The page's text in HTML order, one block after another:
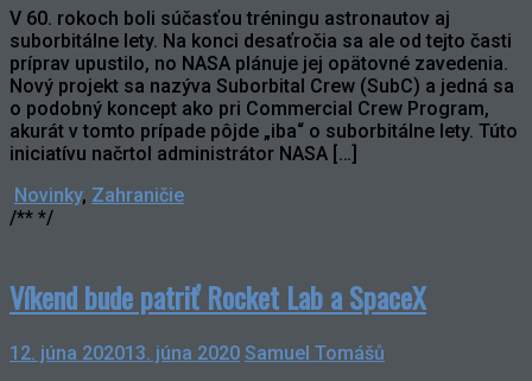
V 60. rokoch boli súčasťou tréningu astronautov aj
suborbitálne lety. Na konci desaťročia sa ale od tejto časti
príprav upustilo, no NASA plánuje jej opätovné zavedenia.
Nový projekt sa nazýva Suborbital Crew (SubC) a jedná sa
o podobný koncept ako pri Commercial Crew Program,
akurát v tomto prípade pôjde „iba“ o suborbitálne lety. Túto
iniciatívu načrtol administrátor NASA […]
Novinky, Zahraničie
/** */
Víkend bude patriť Rocket Lab a SpaceX
12. júna 202013. júna 2020 Samuel Tomášů